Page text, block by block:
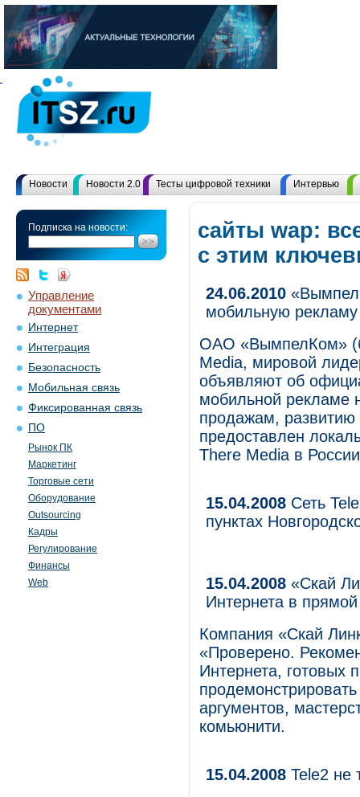
Новости Новости 2.0 Тесты цифровой техники Интервью
Подписка на новости:
Управление
документами
Интернет
Интеграция
Безопасность
Мобильная связь
Фиксированная связь
ПО
Рынок ПК
Маркетинг
Торговые сети
Оборудование
Outsourcing
Кадры
Регулирование
Финансы
Web
сайты wap:
с этим
24.06.2010
мобильную
ОАО «ВымпелКом»
Media, мировой
объявляют об
мобильной рекламе
продажам, развитию
предоставлен
There Media в
15.04.2008 Сеть
пунктах
15.04.2008 «Скай
Интернета в
Компания «Скай
«Проверено.
Интернета, готовых
аргументов,
комьюнити.
15.04.2008 Tele2 не